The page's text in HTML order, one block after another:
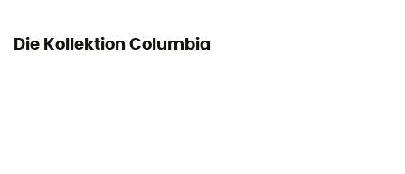
Die Kollektion Columbia